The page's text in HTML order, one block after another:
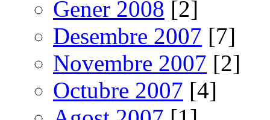
Gener 2008 [2]
Desembre 2007 [7]
Novembre 2007 [2]
Octubre 2007 [4]